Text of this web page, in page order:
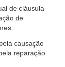
de cláusula
de
causação
reparação